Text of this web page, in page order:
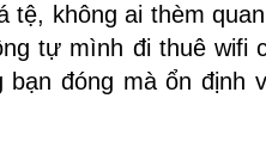
tệ, không ai thèm
tự mình đi thuê wifi
bạn đóng mà ổn định